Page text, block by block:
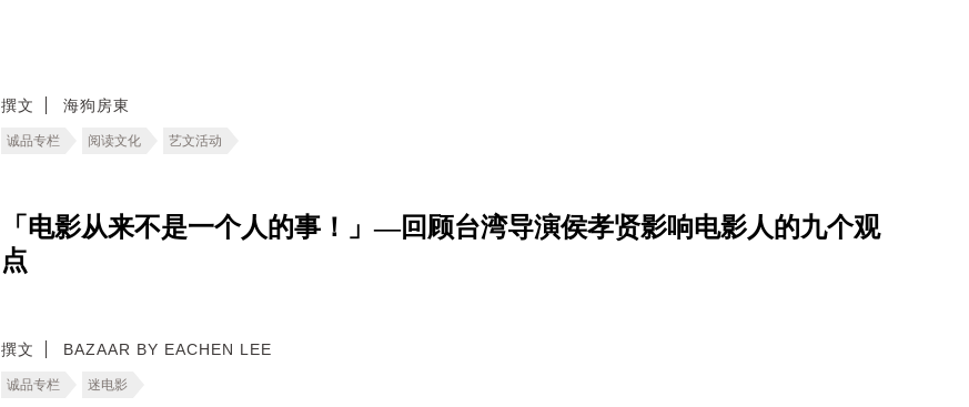
撰文 海狗房東
诚品专栏 阅读文化 艺文活动
「电影从来不是一个人的事！」—回顾台湾导演侯孝贤影响电影人的九个观
点
撰文 BAZAAR BY EACHEN LEE
诚品专栏 迷电影